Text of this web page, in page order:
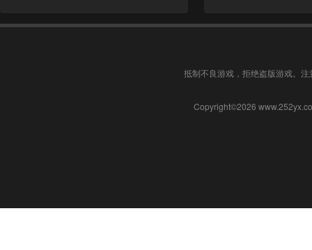
抵制不良游戏，拒绝盗版游戏。
Copyright©2026